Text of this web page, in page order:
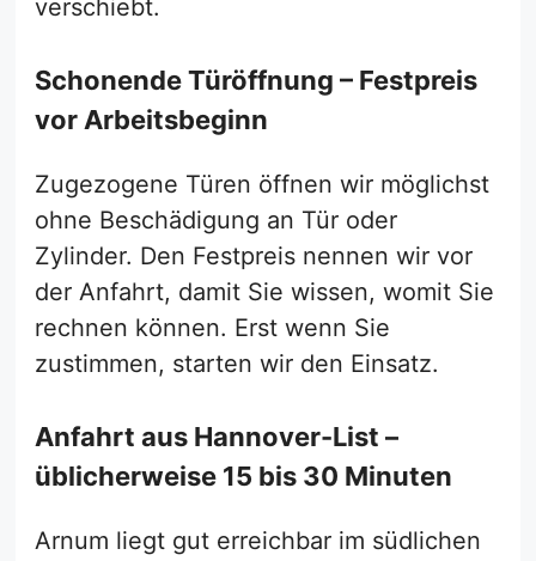
verschiebt.
Schonende Türöffnung – Festpreis
vor Arbeitsbeginn
Zugezogene Türen öffnen wir möglichst
ohne Beschädigung an Tür oder
Zylinder. Den Festpreis nennen wir vor
der Anfahrt, damit Sie wissen, womit Sie
rechnen können. Erst wenn Sie
zustimmen, starten wir den Einsatz.
Anfahrt aus Hannover-List –
üblicherweise 15 bis 30 Minuten
Arnum liegt gut erreichbar im südlichen